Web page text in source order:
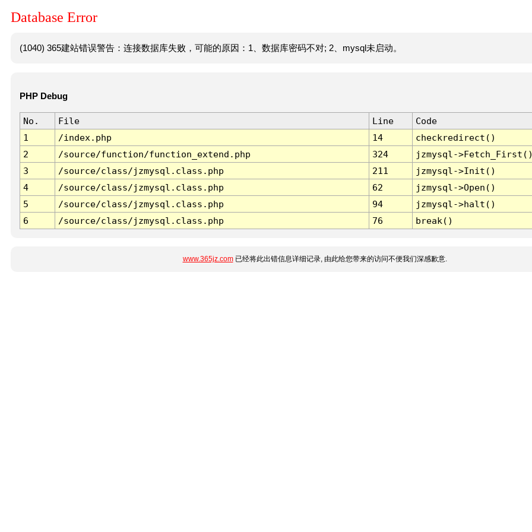
Database Error
(1040) 365建站错误警告：连接数据库失败，可能的原因：1、数据库密码不对; 2、mysql未启动。
PHP Debug
No. File Line
Code
1
/index.php 14
checkredirect()
2
/source/function/function_extend.php 324
jzmysql-
3
/source/class/jzmysql.class.php 211
jzmysql->Init()
4
/source/class/jzmysql.class.php 62
jzmysql->Open()
5
/source/class/jzmysql.class.php 94
jzmysql->halt()
6
/source/class/jzmysql.class.php 76 break()
www.365jz.com已经将此出错信息详细记录, 由此给您带来的访问不便我们深感歉意.